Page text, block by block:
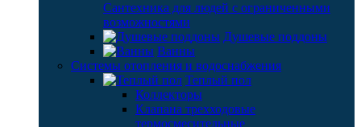
Сантехника для людей с ограниченными
возможностями
Душевые поддоны
Ванны
Системы отопления и водоснабжения
Теплый пол
Коллекторы
Клапана трехходовые
термосмесительные